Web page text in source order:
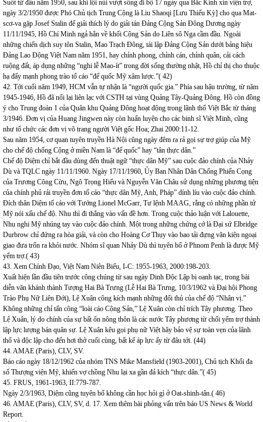
Suốt từ đầu năm 1950, sau khi lội núi vượt sông đi bộ 17 ngày qua Bắc Kinh xin viện trợ,
ngày 3/2/1950 được Phó Chủ tịch Trung Cộng là Liu Shaoqi [Lưu Thiếu Kỳ] cho qua Mat-
scơ-va gặp Josef Stalin để giải thích lý do giải tán Đảng Cộng Sản Đông Dương ngày
11/11/1945, Hồ Chí Minh ngả hẳn về khối Cộng Sản do Liên sô Nga cầm đầu. Ngoài
những chiến dịch suy tôn Stalin, Mao Trạch Đông, tái lập Đảng Cộng Sản dưới bảng hiệu
Đảng Lao Động Việt Nam năm 1951, hay chỉnh phong, chỉnh cán, chỉnh quân, cải cách
ruộng đất, áp dụng những “nghi lễ Mao-ít” trong đời sống thường nhật, Hồ chỉ thị cho thuộc
hạ đẩy mạnh phong trào tố cáo “đế quốc Mỹ xâm lược.”( 42)
42. Tới cuối năm 1949, HCM vẫn tự nhận là “người quốc gia.” Phía sau hậu trường, từ năm
1945-1946, Hồ đã nối lại liên lạc với CSTH tại vùng Quảng Tây-Quảng Đông. Hồ còn đồng
ý cho Trung đoàn 1 của Quân khu Quảng Đông hoạt động trong lãnh thổ Việt Bắc từ tháng
3/1946. Đơn vị của Huang Jingwen này còn huấn luyện cho các binh sĩ Việt Minh, cũng
như tổ chức các đơn vị võ trang người Việt gốc Hoa; Zhai 2000:11-12.
Sau năm 1954, cơ quan tuyên truyền Hà Nội cũng ngày đêm ra rả gọi sự trợ giúp của Mỹ
cho chế độ chống Cộng ở miền Nam là “đế quốc” hay “tân thực dân.”
Chế độ Diệm chỉ bắt đầu dùng đến thuật ngữ “thực dân Mỹ” sau cuộc đảo chính của Nhảy
Dù và TQLC ngày 11/11/1960. Ngày 17/11/1960, Ủy Ban Nhân Dân Chống Phiến Cọng
của Trương Công Cừu, Ngô Trọng Hiếu và Nguyễn Văn Châu sử dụng những phương tiện
của chính phủ rải truyền đơn tố cáo “thực dân Mỹ, Anh, Pháp” dính líu vào cuộc đảo chính.
Đích thân Diệm tố cáo với Tướng Lionel McGarr, Tư lệnh MAAG, rằng có những phần tử
Mỹ nói xấu chế độ. Nhu thì đi thẳng vào vấn đề hơn. Trong cuộc thảo luận với Lalouette,
Nhu nghi Mỹ nhúng tay vào cuộc đảo chính. Một trong những chứng cớ là Đại sứ Elbridge
Durbrow chỉ đứng ra hòa giải, và còn cho Hoàng Cơ Thụy vào bao tải đựng văn kiện ngoại
giao đưa trốn ra khỏi nước. Nhóm sĩ quan Nhảy Dù thì tuyên bố ở Phnom Penh là được Mỹ
yểm trợ.( 43)
43. Xem Chính Đạo, Việt Nam Niên Biểu, I-C: 1955-1963, 2000:198-203.
Xuất hiện lần đầu tiên trước công chúng từ sau ngày Dinh Độc Lập bị oanh tạc, trong bài
diễn văn khánh thành Tượng Hai Bà Trưng (Lễ Hai Bà Trưng, 10/3/1962 và Đại hội Phong
Trào Phụ Nữ Liên Đới), Lệ Xuân công kích mạnh những đối thủ của chế độ “Nhân vị.”
Không những chỉ tấn công “loài cáo Cộng Sản,” Lệ Xuân còn chỉ trích Tây phương. Theo
Lệ Xuân, lý do chính của sự bất ổn nông thôn là các nước Tây phương từ chối yểm trợ thành
lập lực lượng bán quân sự. Lệ Xuân kêu gọi phụ nữ Việt hãy bảo vệ sự toàn vẹn của lãnh
thổ và độc lập cho đến hơi thở cuối cùng, bất kể áp lực ấy từ đâu tới. (44)
44. AMAE (Paris), CLV, SV.
Báo cáo ngày 18/12/1962 của nhóm TNS Mike Mansfield (1903-2001), Chủ tịch Khối đa
số Thượng viện Mỹ, khiến vợ chồng Nhu lại xa gần đả kích “thực dân.”( 45)
45. FRUS, 1961-1963, II:779-787.
Ngày 2/3/1963, Diệm cũng tuyên bố không cần học hỏi gì ở Oat-shinh-tân.( 46)
46. AMAE (Paris), CLV, SV, d. 17. Xem thêm bài phỏng vấn trên báo US News & World
Report.